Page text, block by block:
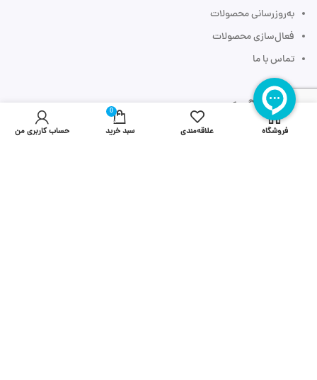
به‌روزرسانی محصولات
فعال‌سازی محصولات
تماس با ما
فروشگاه علاقه‌مندی
0
آیتم
سبد خرید حساب کاربری من